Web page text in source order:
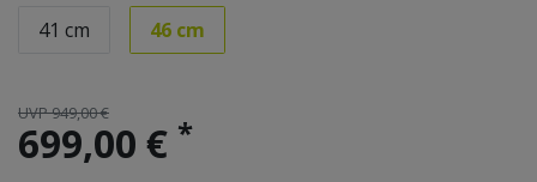
41 cm 46 cm
UVP 949,00 €
699,00 € *